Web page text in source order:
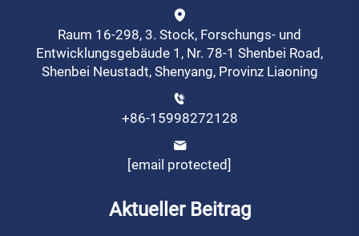
Raum 16-298, 3. Stock, Forschungs- und
Entwicklungsgebäude 1, Nr. 78-1 Shenbei Road,
Shenbei Neustadt, Shenyang, Provinz Liaoning
+86-15998272128
[email protected]
Aktueller Beitrag